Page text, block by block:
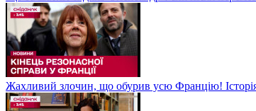
Жахливий злочин, що обурив усю Францію!